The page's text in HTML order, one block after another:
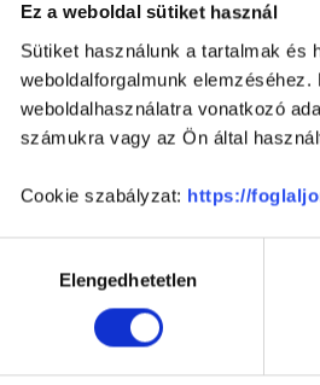
Ez a weboldal sütiket használ
Sütiket használunk a tartalmak és
weboldalforgalmunk
weboldalhasználatra vonatkozó
számukra vagy az Ön által
Cookie szabályzat: https://
kiválasztásaElengedhetetlen
ma